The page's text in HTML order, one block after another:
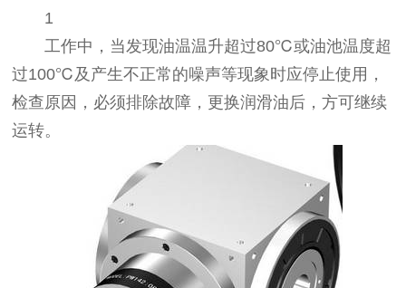
1
工作中，当发现油温温升超过80℃或油池温度超
过100℃及产生不正常的噪声等现象时应停止使用，
检查原因，必须排除故障，更换润滑油后，方可继续
运转。